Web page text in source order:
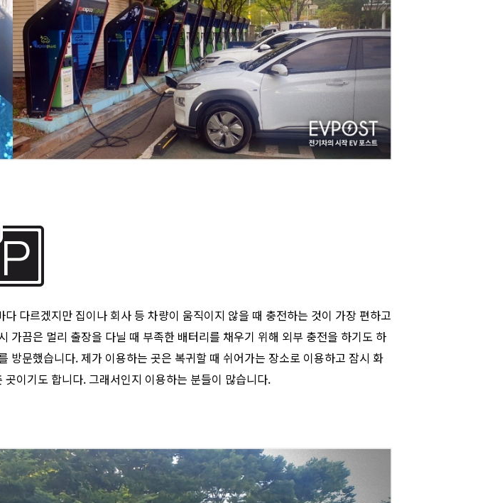
다르겠지만 집이나 회사 등 차량이 움직이지 않을 때 충전하는 것이 가장 편하고
끔은 멀리 출장을 다닐 때 부족한 배터리를 채우기 위해 외부 충전을 하기도 하
문했습니다. 제가 이용하는 곳은 복귀할 때 쉬어가는 장소로 이용하고 잠시 화
이기도 합니다. 그래서인지 이용하는 분들이 많습니다.